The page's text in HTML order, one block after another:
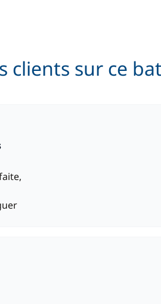
clients sur ce